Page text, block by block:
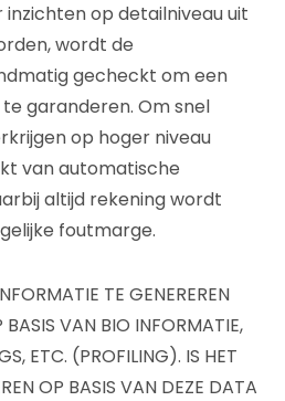
op detailniveau uit
wordt de
gecheckt om een
garanderen. Om snel
op hoger niveau
van automatische
altijd rekening wordt
foutmarge.
TE GENEREREN
BASIS VAN BIO INFORMATIE,
ETC. (PROFILING). IS HET
OP BASIS VAN DEZE DATA